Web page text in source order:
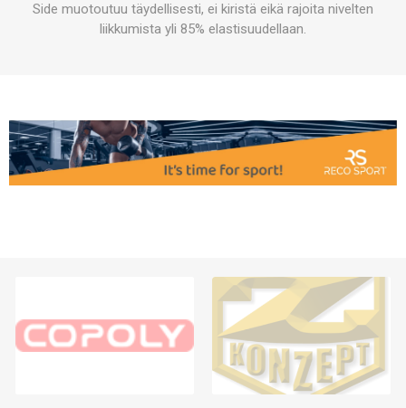
Side muotoutuu täydellisesti, ei kiristä eikä rajoita nivelten
liikkumista yli 85% elastisuudellaan.